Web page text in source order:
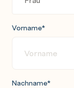
Vorname*
Nachname*